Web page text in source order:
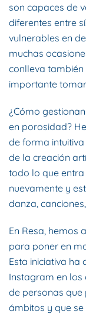
son capaces de
diferentes entre
vulnerables en
muchas
conlleva también
importante
¿Cómo
en porosidad?
de forma
de la creación
todo lo que
nuevamente y
danza,
En Resa, hemos
para poner en
Esta iniciativa ha
Instagram en los
de personas
ámbitos y que se